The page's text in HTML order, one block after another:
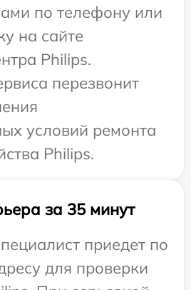
по телефону или
на сайте
Philips.
перезвонит
условий ремонта
Philips.
за 35 минут
приедет по
для проверки